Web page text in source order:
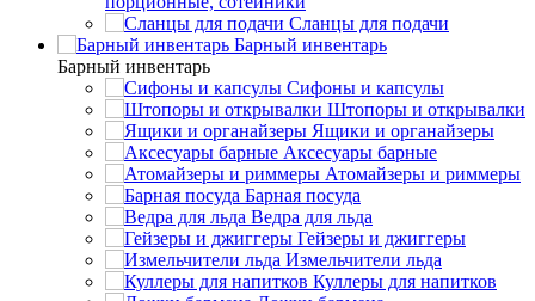
Сланцы для подачи
Барный инвентарь
Барный инвентарь
Сифоны и капсулы
Штопоры и открывалки
Ящики и органайзеры
Аксесуары барные
Атомайзеры и риммеры
Барная посуда
Ведра для льда
Гейзеры и джиггеры
Измельчители льда
Куллеры для напитков